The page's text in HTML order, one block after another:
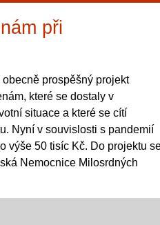
při
prospěšný projekt
které se dostaly v
situace a které se cítí
Nyní v souvislosti s pandemií
výše 50 tisíc Kč. Do projektu
Nemocnice Milosrdných
hrami v Brně: Od
automaty
pro zajímavé památky,
a univerzity. Mimo jiné je ale
legálně a bezpečně
hry. V neustále kvetoucí
širokou nabídku her od
automaty jak pro